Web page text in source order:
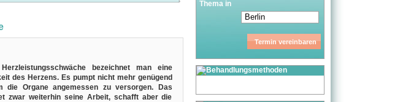
Thema in
bezeichnet man eine
des Herzens. Es pumpt nicht mehr genügend
die Organe angemessen zu versorgen. Das
zwar weiterhin seine Arbeit, schafft aber die